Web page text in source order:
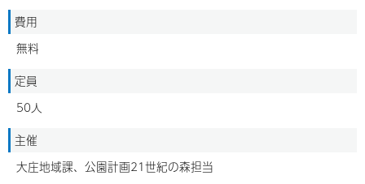
費用
無料
定員
50人
主催
大庄地域課、公園計画21世紀の森担当